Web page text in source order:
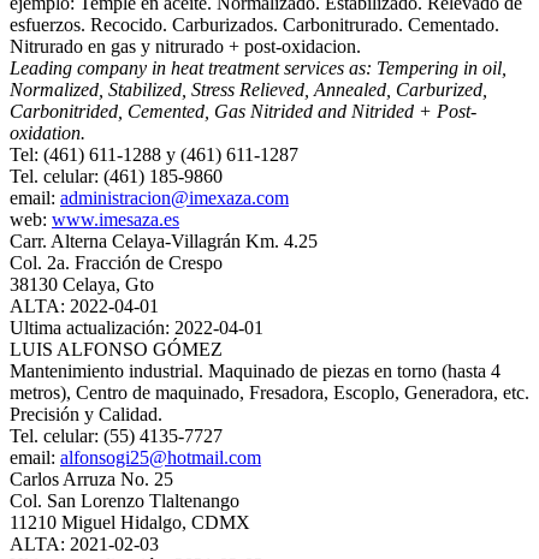
esfuerzos. Recocido. Carburizados. Carbonitrurado. Cementado.
Nitrurado en gas y nitrurado + post‐oxidacion.
Leading company in heat treatment services as: Tempering in oil,
Normalized, Stabilized, Stress Relieved, Annealed, Carburized,
Carbonitrided, Cemented, Gas Nitrided and Nitrided + Post‐
oxidation.
Tel: (461) 611-1288 y (461) 611-1287
Tel. celular: (461) 185-9860
email: administracion@imexaza.com
web: www.imesaza.es
Carr. Alterna Celaya-Villagrán Km. 4.25
Col. 2a. Fracción de Crespo
38130 Celaya, Gto
ALTA: 2022-04-01
Ultima actualización: 2022-04-01
LUIS ALFONSO GÓMEZ
Mantenimiento industrial. Maquinado de piezas en torno (hasta 4
metros), Centro de maquinado, Fresadora, Escoplo, Generadora, etc.
Precisión y Calidad.
Tel. celular: (55) 4135-7727
email: alfonsogi25@hotmail.com
Carlos Arruza No. 25
Col. San Lorenzo Tlaltenango
11210 Miguel Hidalgo, CDMX
ALTA: 2021-02-03